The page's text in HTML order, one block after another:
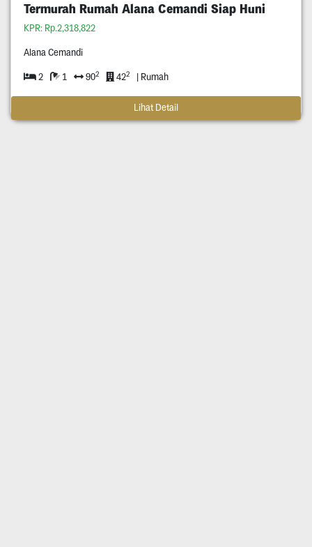
Termurah Rumah Alana Cemandi Siap Huni
KPR: Rp.2,318,822
Alana Cemandi
2 1 902 422 | Rumah
Lihat Detail